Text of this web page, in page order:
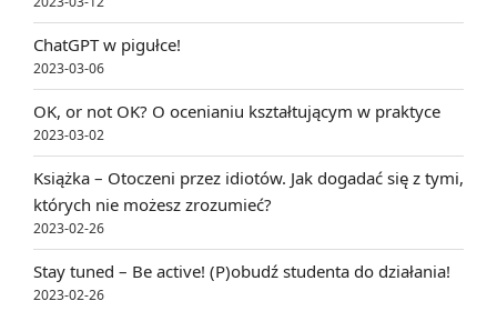
ChatGPT w pigułce!
2023-03-06
OK, or not OK? O ocenianiu kształtującym w praktyce
2023-03-02
Książka – Otoczeni przez idiotów. Jak dogadać się z tymi,
których nie możesz zrozumieć?
2023-02-26
Stay tuned – Be active! (P)obudź studenta do działania!
2023-02-26